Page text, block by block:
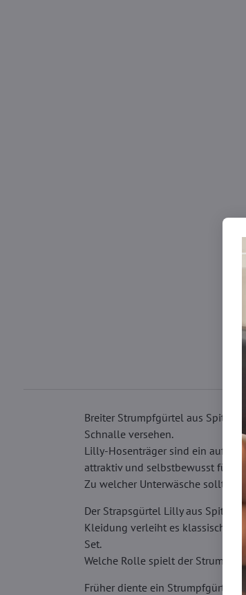
Breiter Strumpfgürtel aus Spitze
Schnalle versehen.
Lilly-Hosenträger sind ein
attraktiv und selbstbewusst
Zu welcher Unterwäsche sollte
Der Strapsgürtel Lilly aus Spitze
Kleidung verleiht es klassischer
Set.
Welche Rolle spielt der
Früher diente ein Strumpfgürtel